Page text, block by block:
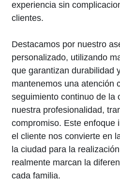
experiencia sin
clientes.
Destacamos por nuestro
personalizado, utilizando
que garantizan durabilidad
mantenemos una atención
seguimiento continuo de la
nuestra profesionalidad,
compromiso. Este enfoque
el cliente nos convierte en
la ciudad para la
realmente marcan la
cada familia.